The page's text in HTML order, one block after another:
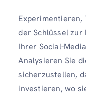
Experimentieren,
der Schlüssel
Ihrer Social-
Analysieren Sie
sicherzustellen,
investieren, wo